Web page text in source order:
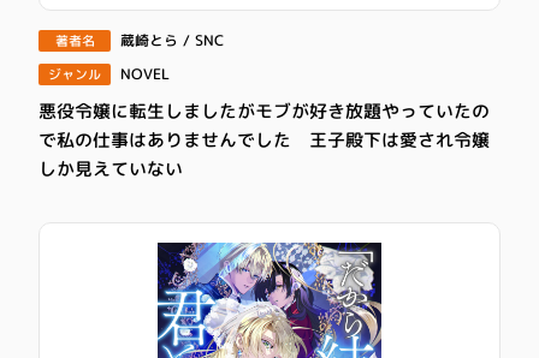
著者名 蔵崎とら / SNC
ジャンル NOVEL
悪役令嬢に転生しましたがモブが好き放題やっていたの
で私の仕事はありませんでした 王子殿下は愛され令嬢
しか見えていない